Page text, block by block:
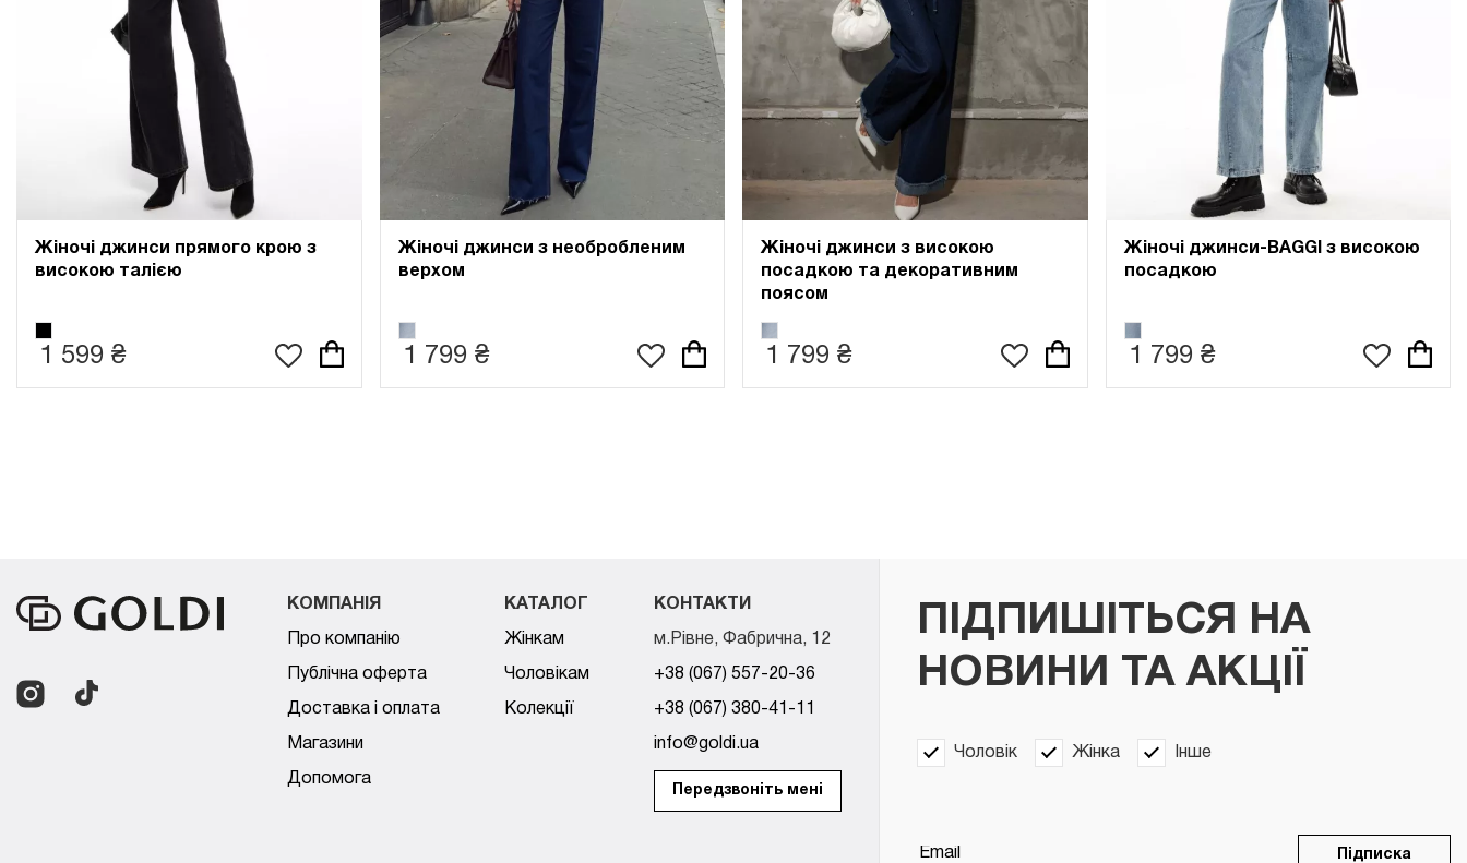
Жіночі джинси прямого крою з
високою талією
1 599 ₴
Жіночі джинси з необробленим
верхом
1 799 ₴
Жіночі джинси з високою
посадкою та декоративним
поясом
1 799 ₴
Жіночі джинси-BAGGI з високою
посадкою
1 799 ₴
КОМПАНІЯ
Про компанію
Публічна оферта
Доставка і оплата
Магазини
Допомога
КАТАЛОГ
Жінкам
Чоловікам
Колекції
КОНТАКТИ
м.Рівне, Фабрична, 12
+38 (067) 557-20-36
+38 (067) 380-41-11
info@goldi.ua
Передзвоніть мені
ПІДПИШІТЬСЯ НА
НОВИНИ ТА АКЦІЇ
Чоловік Жінка Інше
Підписка